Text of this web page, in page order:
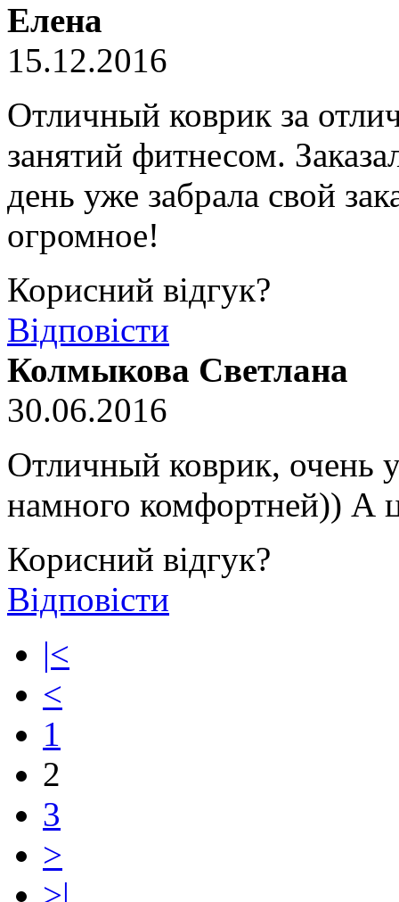
Елена
15.12.2016
Отличный коврик за
занятий фитнесом.
день уже забрала свой
огромное!
Корисний відгук?
Відповісти
Колмыкова Светлана
30.06.2016
Отличный коврик, очень
намного комфортней)) А
Корисний відгук?
Відповісти
|<
<
1
2
3
>